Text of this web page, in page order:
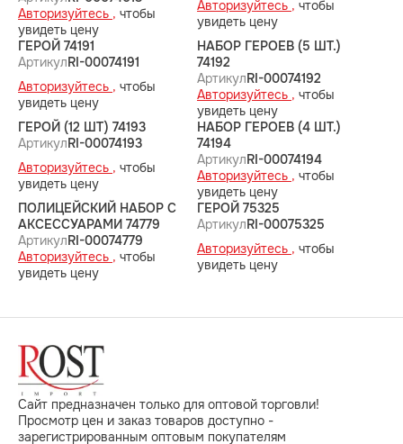
Авторизуйтесь , чтобы
увидеть цену
Авторизуйтесь , чтобы
увидеть цену
ГЕРОЙ 74191
АртикулRI-00074191
Авторизуйтесь , чтобы
увидеть цену
НАБОР ГЕРОЕВ (5 ШТ.)
74192
АртикулRI-00074192
Авторизуйтесь , чтобы
увидеть цену
ГЕРОЙ (12 ШТ) 74193
АртикулRI-00074193
Авторизуйтесь , чтобы
увидеть цену
НАБОР ГЕРОЕВ (4 ШТ.)
74194
АртикулRI-00074194
Авторизуйтесь , чтобы
увидеть цену
ПОЛИЦЕЙСКИЙ НАБОР С
АКСЕССУАРАМИ 74779
АртикулRI-00074779
Авторизуйтесь , чтобы
увидеть цену
ГЕРОЙ 75325
АртикулRI-00075325
Авторизуйтесь , чтобы
увидеть цену
Сайт предназначен только для оптовой торговли!
Просмотр цен и заказ товаров доступно -
зарегистрированным оптовым покупателям